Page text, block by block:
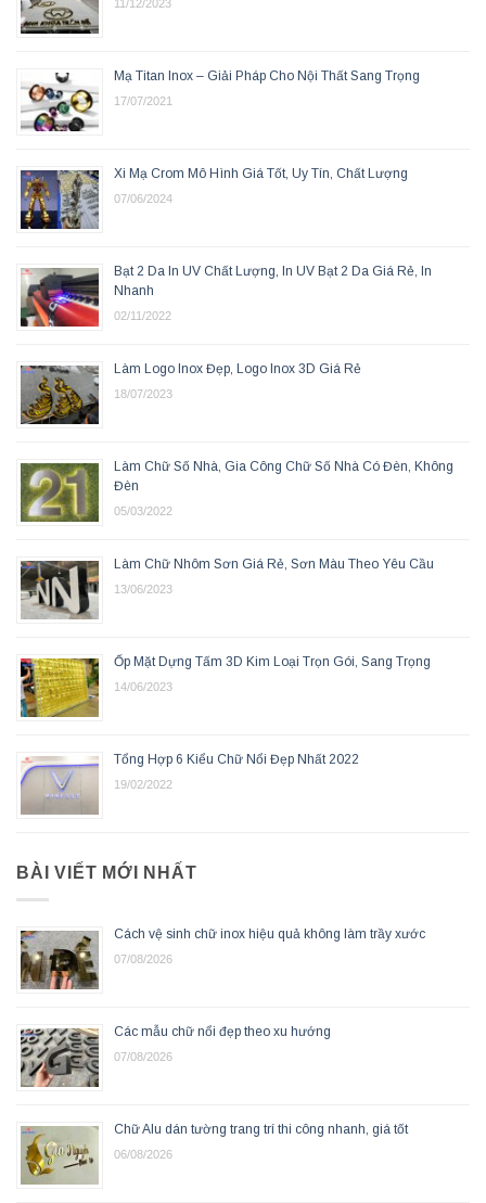
11/12/2023
Mạ Titan Inox – Giải Pháp Cho Nội Thất Sang Trọng
17/07/2021
Xi Mạ Crom Mô Hình Giá Tốt, Uy Tín, Chất Lượng
07/06/2024
Bạt 2 Da In UV Chất Lượng, In UV Bạt 2 Da Giá Rẻ, In
Nhanh
02/11/2022
Làm Logo Inox Đẹp, Logo Inox 3D Giá Rẻ
18/07/2023
Làm Chữ Số Nhà, Gia Công Chữ Số Nhà Có Đèn, Không
Đèn
05/03/2022
Làm Chữ Nhôm Sơn Giá Rẻ, Sơn Màu Theo Yêu Cầu
13/06/2023
Ốp Mặt Dựng Tấm 3D Kim Loại Trọn Gói, Sang Trọng
14/06/2023
Tổng Hợp 6 Kiểu Chữ Nổi Đẹp Nhất 2022
19/02/2022
BÀI VIẾT MỚI NHẤT
Cách vệ sinh chữ inox hiệu quả không làm trầy xước
07/08/2026
Các mẫu chữ nổi đẹp theo xu hướng
07/08/2026
Chữ Alu dán tường trang trí thi công nhanh, giá tốt
06/08/2026